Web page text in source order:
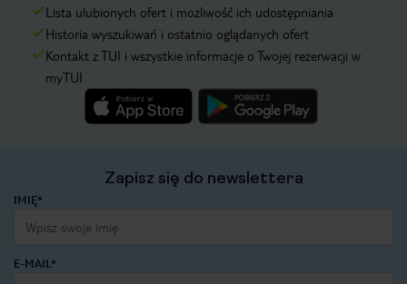
Lista ulubionych ofert i możliwość ich udostępniania
Historia wyszukiwań i ostatnio oglądanych ofert
Kontakt z TUI i wszystkie informacje o Twojej rezerwacji w
myTUI
Zapisz się do newslettera
IMIĘ*
E-MAIL*